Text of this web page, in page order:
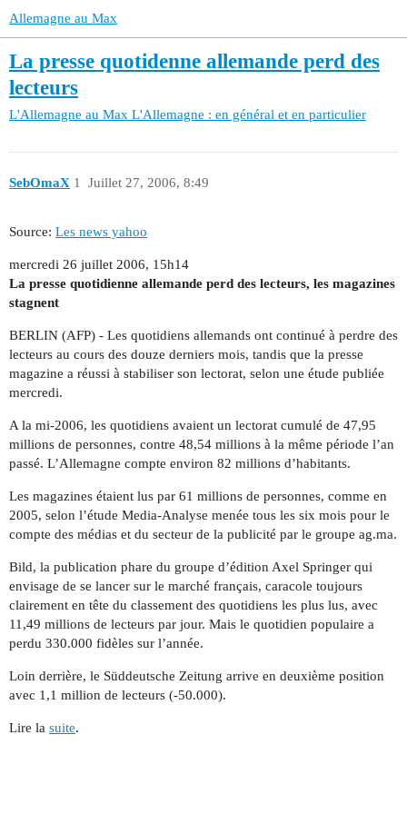
Allemagne au Max
La presse quotidenne allemande perd des
lecteurs
L'Allemagne au Max L'Allemagne : en général et en particulier
SebOmaX Juillet 27, 2006, 8:49
1
Source: Les news yahoo
mercredi 26 juillet 2006, 15h14
La presse quotidienne allemande perd des lecteurs, les magazines
stagnent
BERLIN (AFP) - Les quotidiens allemands ont continué à perdre des
lecteurs au cours des douze derniers mois, tandis que la presse
magazine a réussi à stabiliser son lectorat, selon une étude publiée
mercredi.
A la mi-2006, les quotidiens avaient un lectorat cumulé de 47,95
millions de personnes, contre 48,54 millions à la même période l’an
passé. L’Allemagne compte environ 82 millions d’habitants.
Les magazines étaient lus par 61 millions de personnes, comme en
2005, selon l’étude Media-Analyse menée tous les six mois pour le
compte des médias et du secteur de la publicité par le groupe ag.ma.
Bild, la publication phare du groupe d’édition Axel Springer qui
envisage de se lancer sur le marché français, caracole toujours
clairement en tête du classement des quotidiens les plus lus, avec
11,49 millions de lecteurs par jour. Mais le quotidien populaire a
perdu 330.000 fidèles sur l’année.
Loin derrière, le Süddeutsche Zeitung arrive en deuxième position
avec 1,1 million de lecteurs (-50.000).
Lire la suite.